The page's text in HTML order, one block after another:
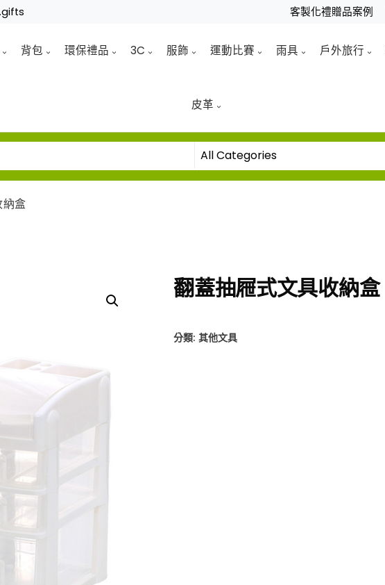
客製化禮贈品案例
背包 環保禮品 3C 服飾 運動比賽 雨具 戶外旅行
皮革
納盒
翻蓋抽屜式文具收納盒
分類:其他文具